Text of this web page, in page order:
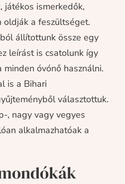
játékos ismerkedők,
oldják a feszültséget.
állítottunk össze egy
leírást is csatolunk így
óvónő használni.
is a Bihari
választottuk.
, nagy vagy vegyes
alkalmazhatóak a